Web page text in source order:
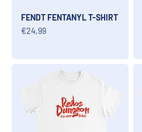
FENDT FENTANYL T-SHIRT
Angebot
€24,99